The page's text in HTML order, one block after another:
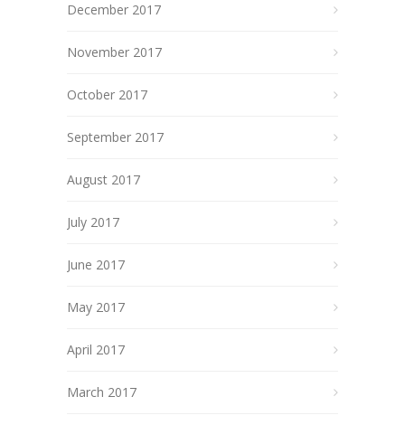
December 2017
November 2017
October 2017
September 2017
August 2017
July 2017
June 2017
May 2017
April 2017
March 2017